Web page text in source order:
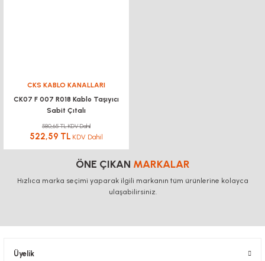
CKS KABLO KANALLARI
CK07 F 007 R018 Kablo Taşıyıcı
Sabit Çıtalı
580,65 TL KDV Dahil
522,59 TL KDV Dahil
ÖNE ÇIKAN MARKALAR
Hızlıca marka seçimi yaparak ilgili markanın tüm ürünlerine kolayca
ulaşabilirsiniz.
Üyelik